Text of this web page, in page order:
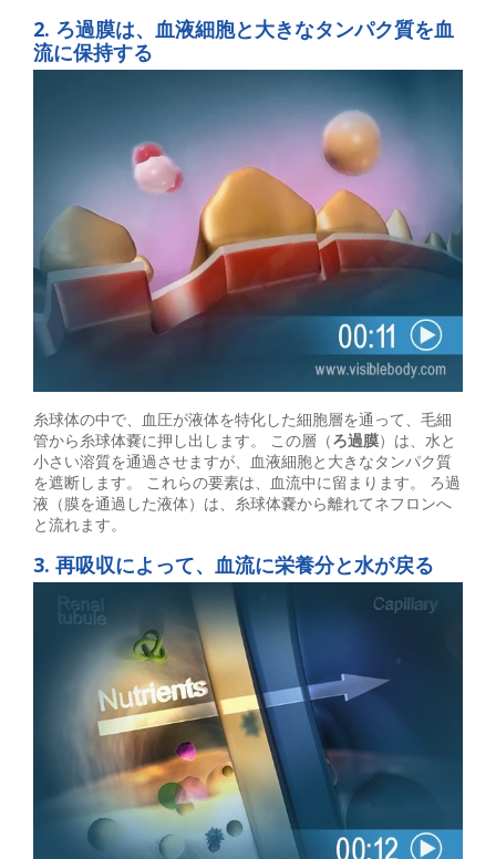
2. ろ過膜は、血液細胞と大きなタンパク質を血
流に保持する
糸球体の中で、血圧が液体を特化した細胞層を通って、毛細
管から糸球体嚢に押し出します。 この層（ろ過膜）は、水と
小さい溶質を通過させますが、血液細胞と大きなタンパク質
を遮断します。 これらの要素は、血流中に留まります。 ろ過
液（膜を通過した液体）は、糸球体嚢から離れてネフロンへ
と流れます。
3. 再吸収によって、血流に栄養分と水が戻る